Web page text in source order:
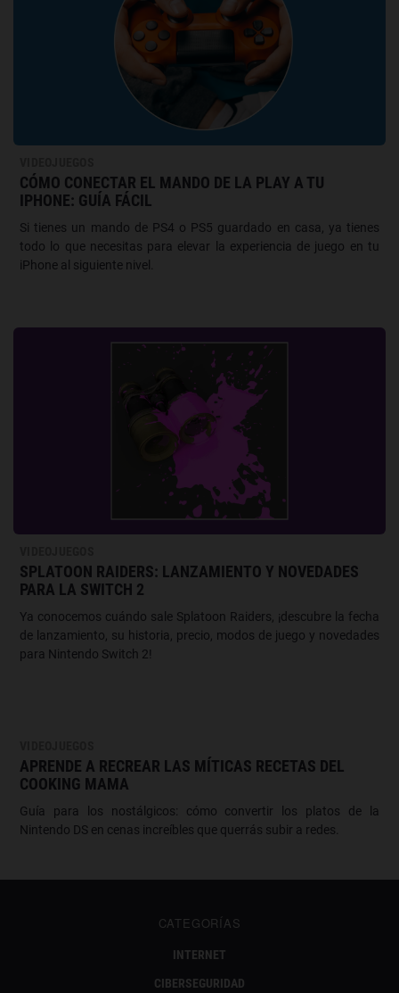
CÓMO CONECTAR EL MANDO DE LA PLAY A TU
IPHONE: GUÍA FÁCIL
Si tienes un mando de PS4 o PS5 guardado en casa, ya tienes
todo lo que necesitas para elevar la experiencia de juego en tu
iPhone al siguiente nivel.
SPLATOON RAIDERS: LANZAMIENTO Y NOVEDADES
PARA LA SWITCH 2
Ya conocemos cuándo sale Splatoon Raiders, ¡descubre la fecha
de lanzamiento, su historia, precio, modos de juego y novedades
para Nintendo Switch 2!
APRENDE A RECREAR LAS MÍTICAS RECETAS DEL
COOKING MAMA
Guía para los nostálgicos: cómo convertir los platos de la
Nintendo DS en cenas increíbles que querrás subir a redes.
CATEGORÍAS
INTERNET
CIBERSEGURIDAD